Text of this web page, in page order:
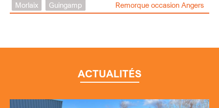
Morlaix
Guingamp Remorque occasion Angers
ACTUALITÉS